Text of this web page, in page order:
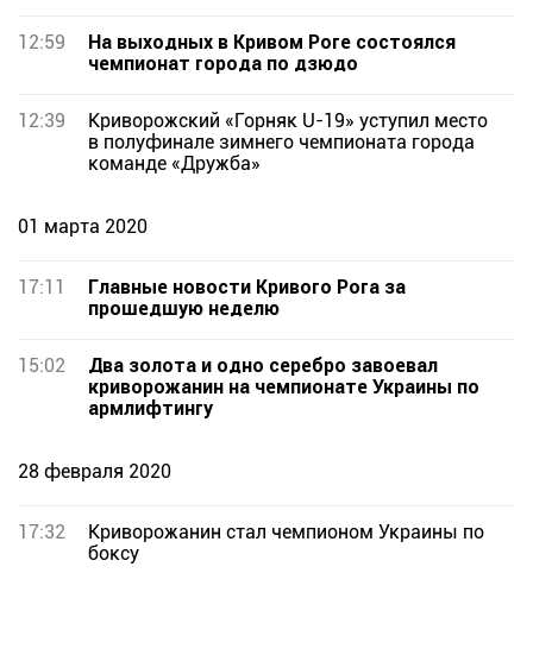
12:59
На выходных в Кривом Роге состоялся
чемпионат города по дзюдо
12:39
Криворожский «Горняк U-19» уступил место
в полуфинале зимнего чемпионата города
команде «Дружба»
01 марта 2020
17:11
Главные новости Кривого Рога за
прошедшую неделю
15:02
Два золота и одно серебро завоевал
криворожанин на чемпионате Украины по
армлифтингу
28 февраля 2020
17:32
Криворожанин стал чемпионом Украины по
боксу